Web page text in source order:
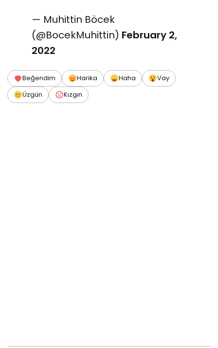
— Muhittin Böcek
(@BocekMuhittin) February 2,
2022
Beğendim Harika Haha
Vay
Üzgün
Kızgın